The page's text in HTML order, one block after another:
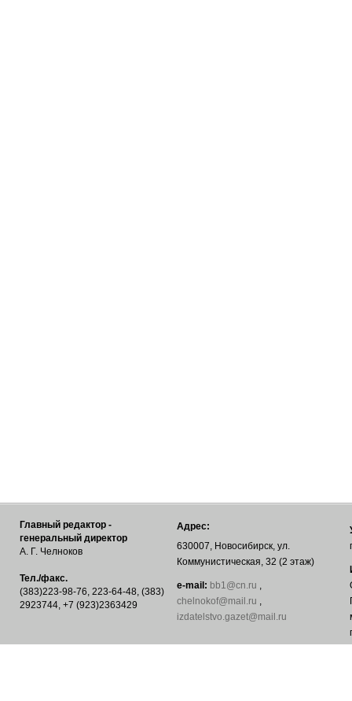
Главный редактор -
генеральный директор
А. Г. Челноков
Тел./факс.
(383)223-98-76, 223-64-48, (383)
2923744, +7 (923)2363429
Адрес:
630007, Новосибирск, ул.
Коммунистическая, 32 (2 этаж)
е-mail: bb1@cn.ru ,
chelnokof@mail.ru ,
izdatelstvo.gazet@mail.ru